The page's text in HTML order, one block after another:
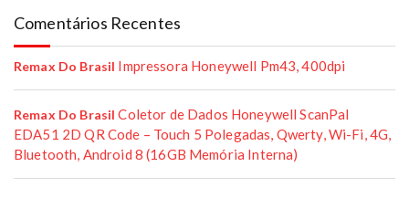
Comentários Recentes
Remax Do Brasil Impressora Honeywell Pm43, 400dpi
Remax Do Brasil Coletor de Dados Honeywell ScanPal
EDA51 2D QR Code – Touch 5 Polegadas, Qwerty, Wi-Fi, 4G,
Bluetooth, Android 8 (16GB Memória Interna)